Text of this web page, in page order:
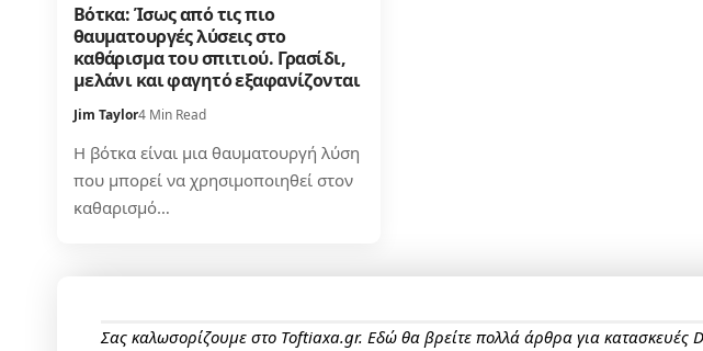
Βότκα: Ίσως από τις πιο
θαυματουργές λύσεις στο
καθάρισμα του σπιτιού. Γρασίδι,
μελάνι και φαγητό εξαφανίζονται
Jim Taylor4 Min Read
Η βότκα είναι μια θαυματουργή λύση
που μπορεί να χρησιμοποιηθεί στον
καθαρισμό…
Σας καλωσορίζουμε στο Toftiaxa.gr. Εδώ θα βρείτε πολλά άρθρα για κατασκευές